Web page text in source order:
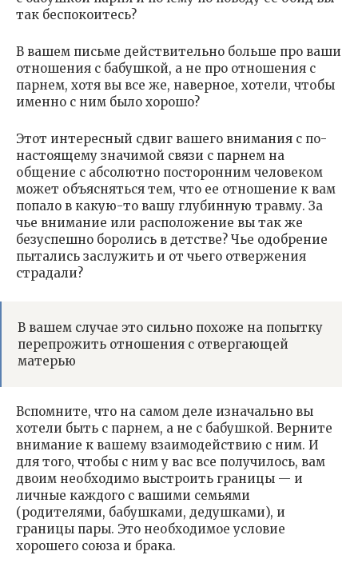
так беспокоитесь?
В вашем письме действительно больше про ваши
отношения с бабушкой, а не про отношения с
парнем, хотя вы все же, наверное, хотели, чтобы
именно с ним было хорошо?
Этот интересный сдвиг вашего внимания с по-
настоящему значимой связи с парнем на
общение с абсолютно посторонним человеком
может объясняться тем, что ее отношение к вам
попало в какую-то вашу глубинную травму. За
чье внимание или расположение вы так же
безуспешно боролись в детстве? Чье одобрение
пытались заслужить и от чьего отвержения
страдали?
В вашем случае это сильно похоже на попытку
перепрожить отношения с отвергающей
матерью
Вспомните, что на самом деле изначально вы
хотели быть с парнем, а не с бабушкой. Верните
внимание к вашему взаимодействию с ним. И
для того, чтобы с ним у вас все получилось, вам
двоим необходимо выстроить границы — и
личные каждого с вашими семьями
(родителями, бабушками, дедушками), и
границы пары. Это необходимое условие
хорошего союза и брака.